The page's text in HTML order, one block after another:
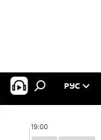
РУС
19:00